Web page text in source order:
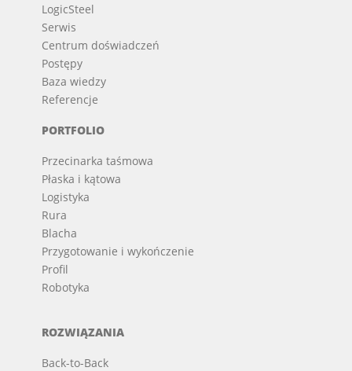
LogicSteel
Serwis
Centrum doświadczeń
Postępy
Baza wiedzy
Referencje
PORTFOLIO
Przecinarka taśmowa
Płaska i kątowa
Logistyka
Rura
Blacha
Przygotowanie i wykończenie
Profil
Robotyka
ROZWIĄZANIA
Back-to-Back